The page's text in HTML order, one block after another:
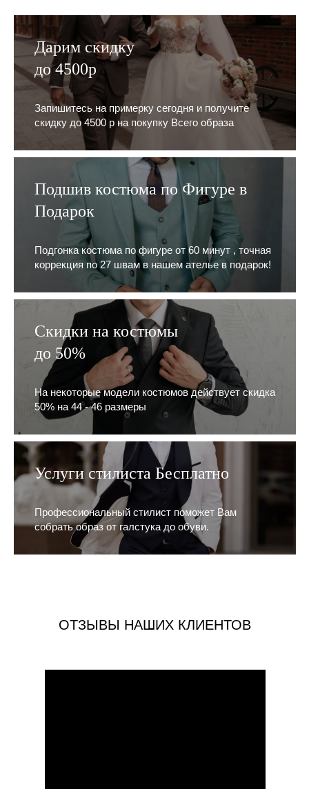
Дарим скидку
до 4500р
Запишитесь на примерку сегодня и получите
скидку до 4500 р на покупку Всего образа
Подшив костюма по Фигуре в
Подарок
Подгонка костюма по фигуре от 60 минут , точная
коррекция по 27 швам в нашем ателье в подарок!
Скидки на костюмы
до 50%
На некоторые модели костюмов действует скидка
50% на 44 - 46 размеры
Услуги стилиста Бесплатно
Профессиональный стилист поможет Вам
собрать образ от галстука до обуви.
ОТЗЫВЫ НАШИХ КЛИЕНТОВ